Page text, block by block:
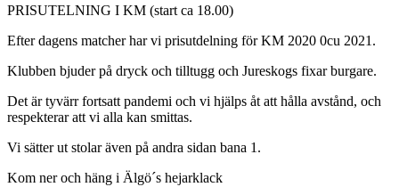
PRISUTELNING I KM (start ca 18.00)
Efter dagens matcher har vi prisutdelning för KM 2020 0cu 2021.
Klubben bjuder på dryck och tilltugg och Jureskogs fixar burgare.
Det är tyvärr fortsatt pandemi och vi hjälps åt att hålla avstånd, och
respekterar att vi alla kan smittas.
Vi sätter ut stolar även på andra sidan bana 1.
Kom ner och häng i Älgö´s hejarklack